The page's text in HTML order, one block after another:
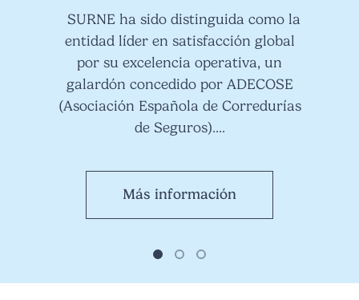
SURNE ha sido distinguida como la
entidad líder en satisfacción global
por su excelencia operativa, un
galardón concedido por ADECOSE
(Asociación Española de Corredurías
de Seguros)....
Más información